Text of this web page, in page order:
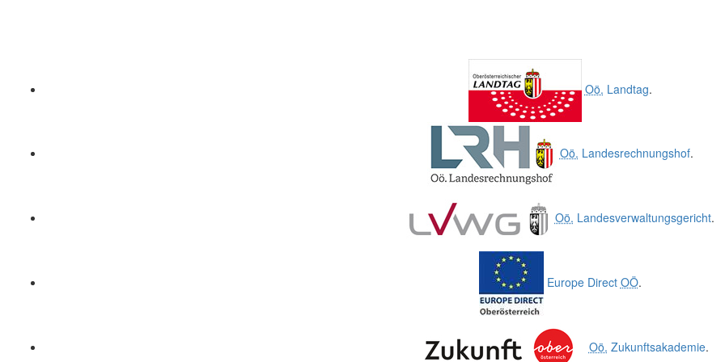
Oö. Landtag.
Oö. Landesrechnungshof.
Oö. Landesverwaltungsgericht.
Europe Direct OÖ.
Oö. Zukunftsakademie.